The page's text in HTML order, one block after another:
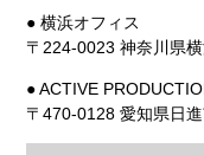
● 横浜オフィス
〒224-0023 神奈川県
● ACTIVE
〒470-0128 愛知県日